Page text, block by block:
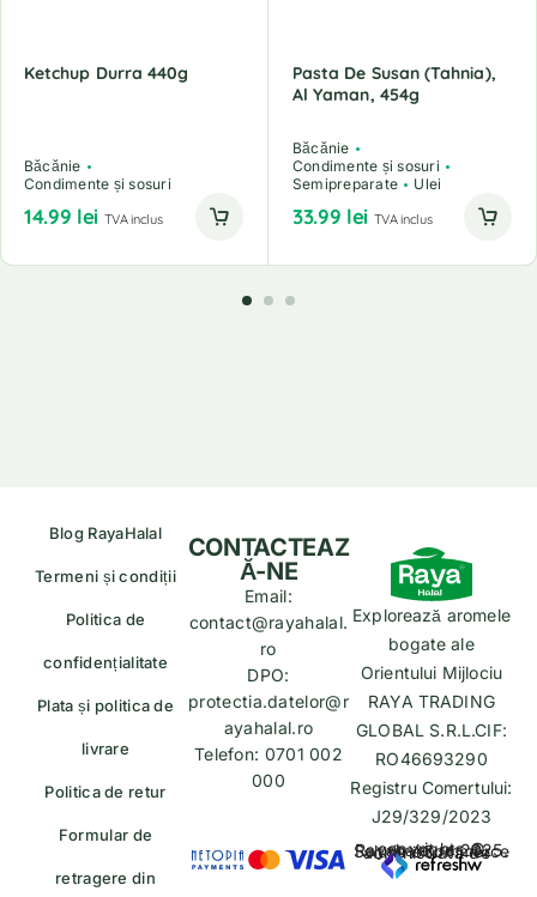
Ketchup Durra 440g
Băcănie
Condimente și sosuri
14.99 lei TVA inclus
Pasta De Susan (Tahnia),
Al Yaman, 454g
Băcănie
Condimente și sosuri
Semipreparate
Ulei
33.99 lei TVA inclus
Blog RayaHalal
Termeni și condiții
Politica de
confidențialitate
Plata și politica de
livrare
Politica de retur
Formular de
retragere din
Explorează aromele
bogate ale
Orientului Mijlociu
RAYA TRADING
GLOBAL S.R.L.CIF:
RO46693290
Registru Comertului:
J29/329/2023
copyrights © Rayahalal.ro 2025. Soluție eCommerce administrată de
CONTACTEAZ
Ă-NE
Email:
contact@rayahalal.
ro
DPO:
protectia.datelor@r
ayahalal.ro
Telefon: 0701 002
000